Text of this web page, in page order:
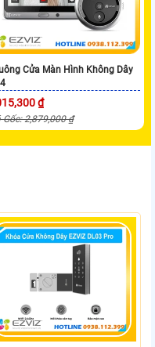
Cửa Màn Hình Không Dây
₫
Gốc: 2,879,000 ₫